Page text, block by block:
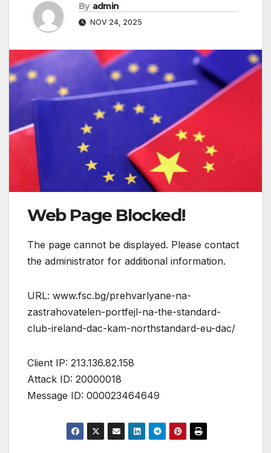
By admin
NOV 24, 2025
Web Page Blocked!
The page cannot be displayed. Please contact
the administrator for additional information.
URL: www.fsc.bg/prehvarlyane-na-
zastrahovatelen-portfejl-na-the-standard-
club-ireland-dac-kam-northstandard-eu-dac/
Client IP: 213.136.82.158
Attack ID: 20000018
Message ID: 000023464649